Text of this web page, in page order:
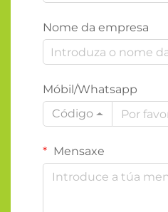
Nome da empresa
Móbil/Whatsapp
Código
Mensaxe